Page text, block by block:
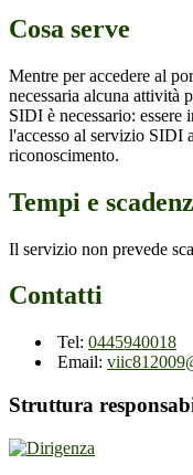
Cosa serve
Mentre per accedere al
necessaria alcuna attività
SIDI è necessario: essere
l'accesso al servizio SIDI
riconoscimento.
Tempi e
Il servizio non prevede
Contatti
Tel: 0445940018
Email:
Struttura